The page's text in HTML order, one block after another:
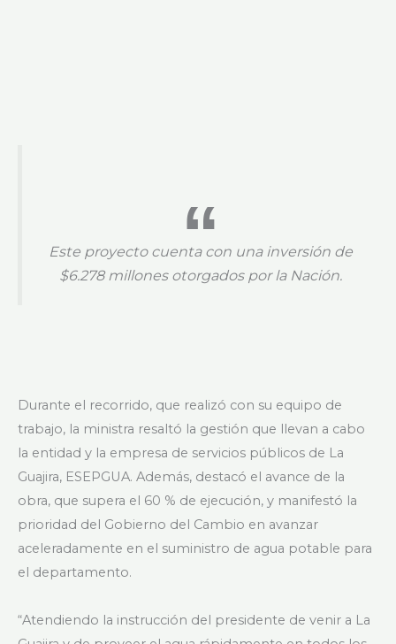
Este proyecto cuenta con una inversión de
$6.278 millones otorgados por la Nación.
Durante el recorrido, que realizó con su equipo de
trabajo, la ministra resaltó la gestión que llevan a cabo
la entidad y la empresa de servicios públicos de La
Guajira, ESEPGUA. Además, destacó el avance de la
obra, que supera el 60 % de ejecución, y manifestó la
prioridad del Gobierno del Cambio en avanzar
aceleradamente en el suministro de agua potable para
el departamento.
“Atendiendo la instrucción del presidente de venir a La